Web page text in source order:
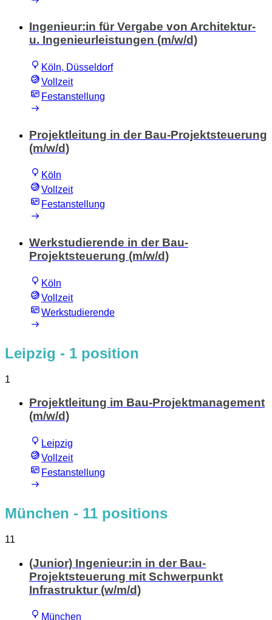
Ingenieur:in für Vergabe von Architektur-
u. Ingenieurleistungen (m/w/d)
Köln, Düsseldorf
Vollzeit
Festanstellung
Projektleitung in der Bau-Projektsteuerung
(m/w/d)
Köln
Vollzeit
Festanstellung
Werkstudierende in der Bau-
Projektsteuerung (m/w/d)
Köln
Vollzeit
Werkstudierende
Leipzig - 1 position
1
Projektleitung im Bau-Projektmanagement
(m/w/d)
Leipzig
Vollzeit
Festanstellung
München - 11 positions
11
(Junior) Ingenieur:in in der Bau-
Projektsteuerung mit Schwerpunkt
Infrastruktur (w/m/d)
München